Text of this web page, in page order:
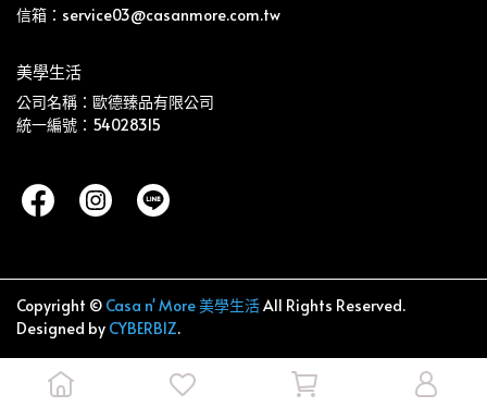
信箱：service03@casanmore.com.tw
美學生活
公司名稱：歐德臻品有限公司
統一編號：54028315
Copyright © Casa n' More 美學生活All Rights Reserved.
Designed by CYBERBIZ.